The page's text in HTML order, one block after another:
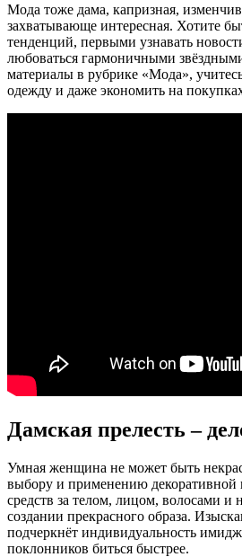
Мода тоже дама, капризная,
захватывающе интересная. Хотите
тенденций, первыми узнавать
любоваться гармоничными
материалы в рубрике «Мода»,
одежду и даже экономить на
Дамская прелесть –
Умная женщина не может быть
выбору и применению декоративной
средств за телом, лицом, волосами и
создании прекрасного образа.
подчеркнёт индивидуальность
поклонников биться быстрее.